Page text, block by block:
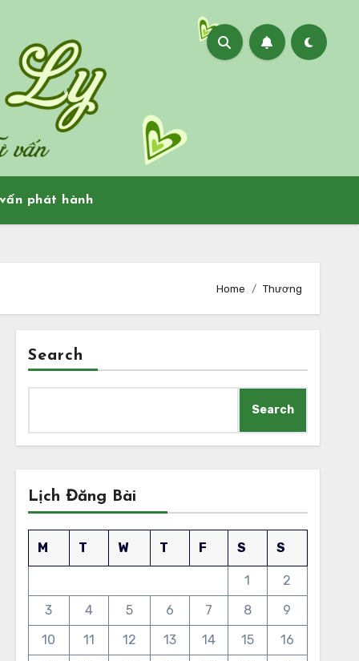
phát hành
Home Thương
Search
Search
Lịch Đăng Bài
M T W T F S S
1
2
3
4 5 6 7 8
9
10
11 12 13 14 15
16